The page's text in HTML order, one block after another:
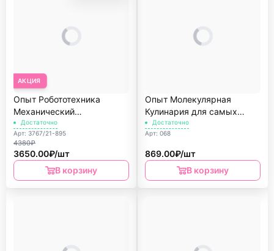
АКЦИЯ
Опыт Робототехника
Механический
кодируемый робот 5в1
Bondibon
Достаточно
Арт: 3767/21-895
4380₽
3650.00₽/шт
В корзину
Опыт Молекулярная
Кулинария для самых
маленьких
Достаточно
Арт: 068
869.00₽/шт
В корзину